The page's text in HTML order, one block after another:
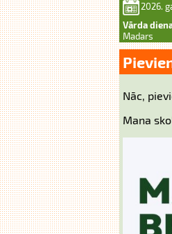
2026.
Vārda
Madars
Nāc,
Mana